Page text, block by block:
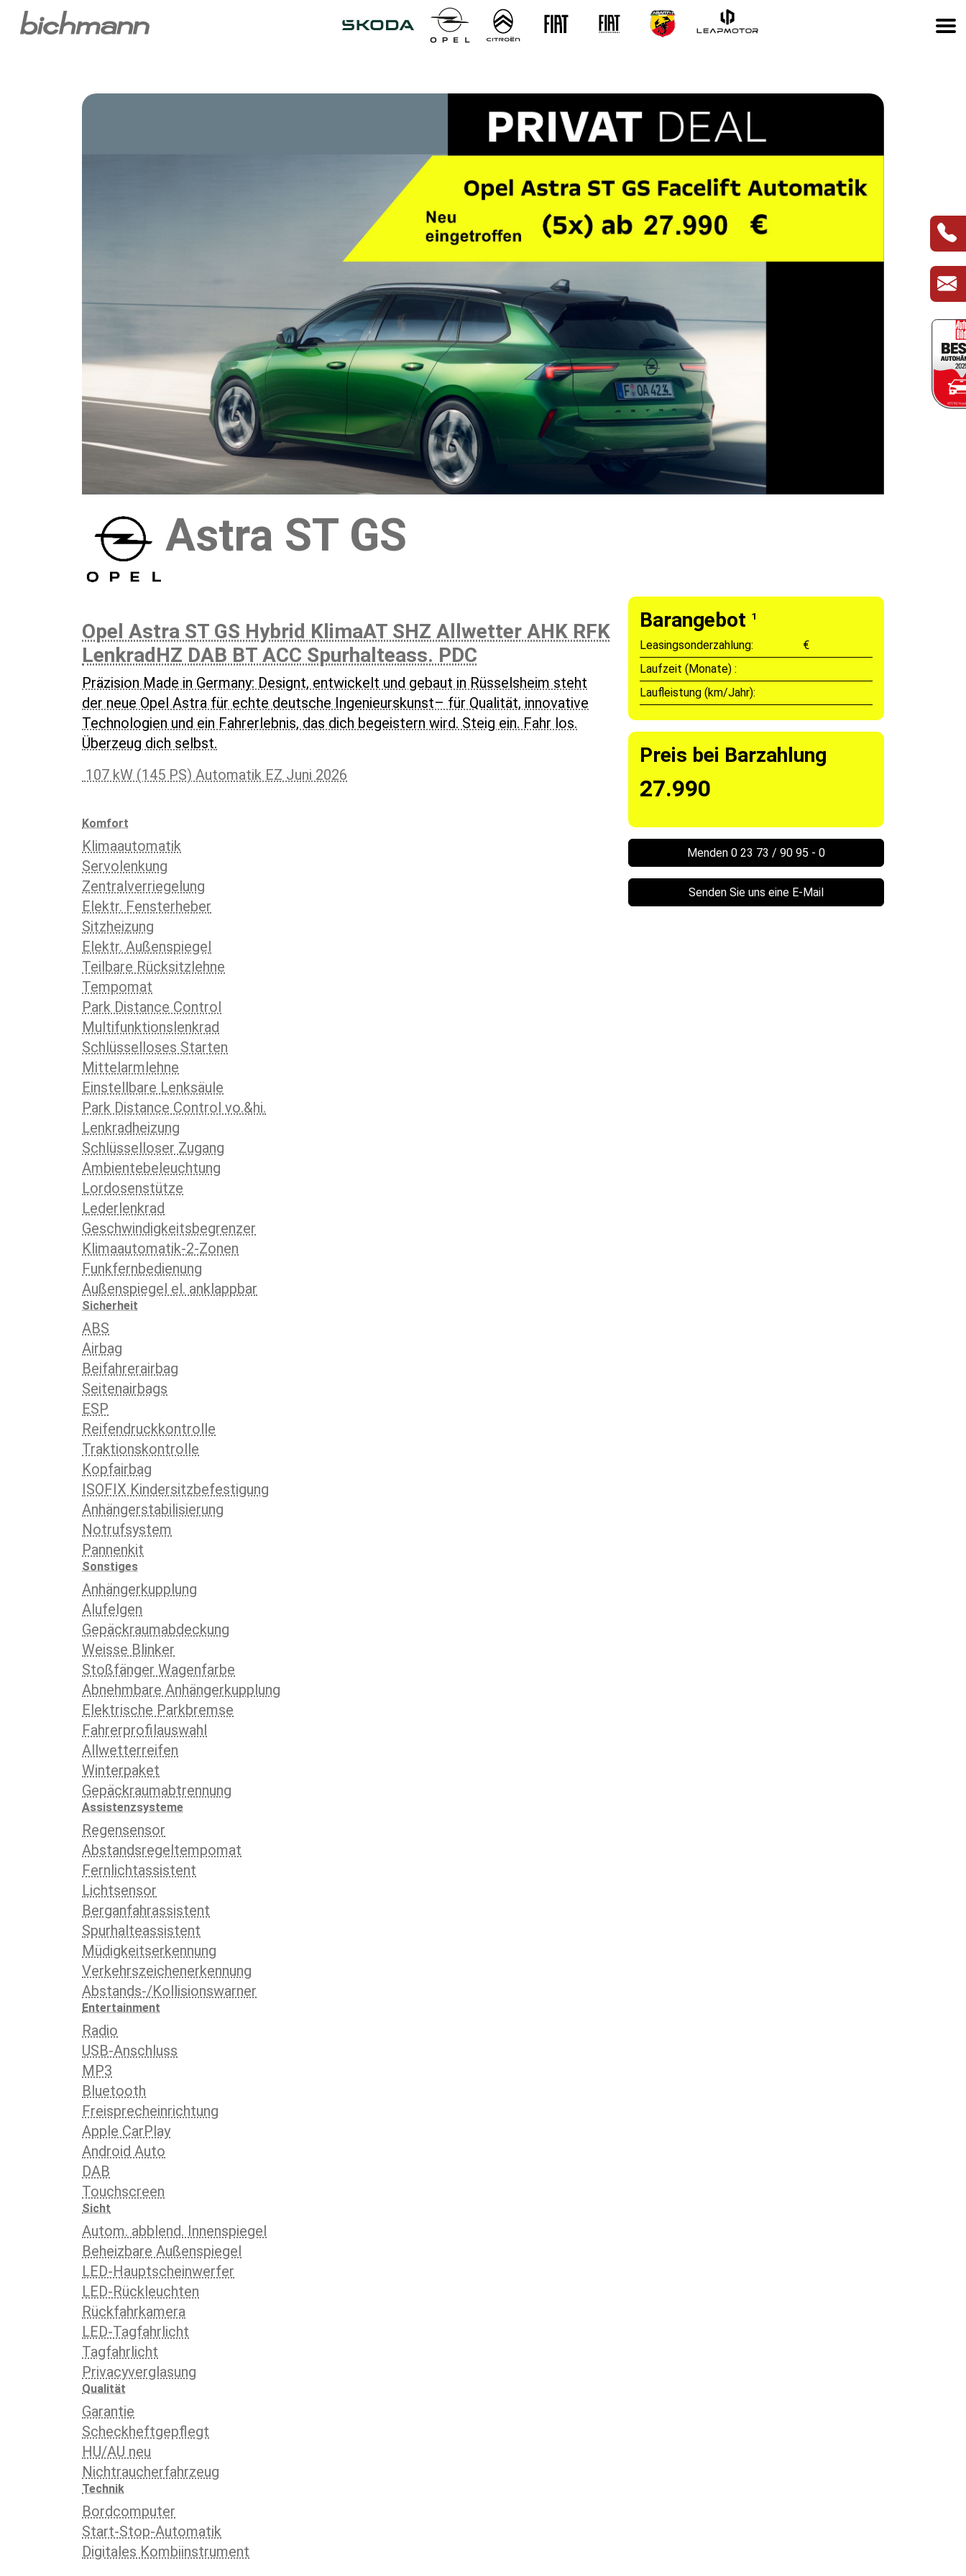
Astra ST GS
Opel Astra ST GS Hybrid KlimaAT SHZ Allwetter AHK RFK
LenkradHZ DAB BT ACC Spurhalteass. PDC
Präzision Made in Germany: Designt, entwickelt und gebaut in Rüsselsheim steht
der neue Opel Astra für echte deutsche Ingenieurskunst– für Qualität, innovative
Technologien und ein Fahrerlebnis, das dich begeistern wird. Steig ein. Fahr los.
Überzeug dich selbst.
107 kW (145 PS) Automatik EZ Juni 2026
Komfort
Klimaautomatik
Servolenkung
Zentralverriegelung
Elektr. Fensterheber
Sitzheizung
Elektr. Außenspiegel
Teilbare Rücksitzlehne
Tempomat
Park Distance Control
Multifunktionslenkrad
Schlüsselloses Starten
Mittelarmlehne
Einstellbare Lenksäule
Park Distance Control vo.&hi.
Lenkradheizung
Schlüsselloser Zugang
Ambientebeleuchtung
Lordosenstütze
Lederlenkrad
Geschwindigkeitsbegrenzer
Klimaautomatik-2-Zonen
Funkfernbedienung
Außenspiegel el. anklappbar
Sicherheit
ABS
Airbag
Beifahrerairbag
Seitenairbags
ESP
Reifendruckkontrolle
Traktionskontrolle
Kopfairbag
ISOFIX Kindersitzbefestigung
Anhängerstabilisierung
Notrufsystem
Pannenkit
Sonstiges
Anhängerkupplung
Alufelgen
Gepäckraumabdeckung
Weisse Blinker
Stoßfänger Wagenfarbe
Abnehmbare Anhängerkupplung
Elektrische Parkbremse
Fahrerprofilauswahl
Allwetterreifen
Winterpaket
Gepäckraumabtrennung
Assistenzsysteme
Regensensor
Abstandsregeltempomat
Fernlichtassistent
Lichtsensor
Berganfahrassistent
Spurhalteassistent
Müdigkeitserkennung
Verkehrszeichenerkennung
Abstands-/Kollisionswarner
Entertainment
Radio
USB-Anschluss
MP3
Bluetooth
Freisprecheinrichtung
Apple CarPlay
Android Auto
DAB
Touchscreen
Sicht
Autom. abblend. Innenspiegel
Beheizbare Außenspiegel
LED-Hauptscheinwerfer
LED-Rückleuchten
Rückfahrkamera
LED-Tagfahrlicht
Tagfahrlicht
Privacyverglasung
Qualität
Garantie
Scheckheftgepflegt
HU/AU neu
Nichtraucherfahrzeug
Technik
Bordcomputer
Start-Stop-Automatik
Digitales Kombiinstrument
Barangebot 1
Leasingsonderzahlung:
€
Laufzeit (Monate) :
Laufleistung (km/Jahr):
Preis bei Barzahlung
27.990
Menden 0 23 73 / 90 95 - 0
Senden Sie uns eine E-Mail